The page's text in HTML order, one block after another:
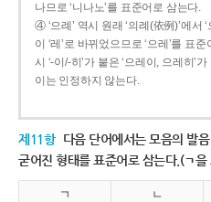
나므로 ‘니나노’를 표준어로 삼는다.
④ ‘으례’ 역시 원래 ‘의례(依例)’에서
이 ‘레’로 바뀌었으므로 ‘으레’를 표
시 ‘-이/-히’가 붙은 ‘으레이, 으레히’
이는 인정하지 않는다.
제11항 다음 단어에서는 모음의 발
굳어진 형태를 표준어로 삼는다.(ㄱ
ㄱ ㄴ